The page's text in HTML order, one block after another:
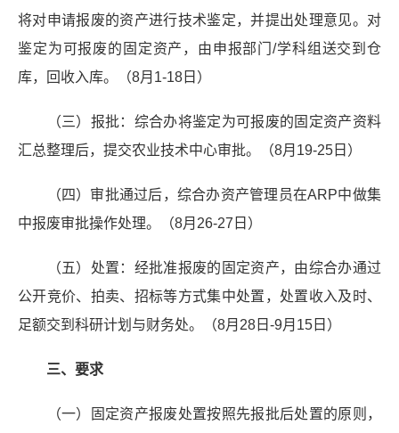
将对申请报废的资产进行技术鉴定，并提出处理意见。对
鉴定为可报废的固定资产，由申报部门/学科组送交到仓
库，回收入库。（8月1-18日）
（三）报批：综合办将鉴定为可报废的固定资产资料
汇总整理后，提交农业技术中心审批。（8月19-25日）
（四）审批通过后，综合办资产管理员在ARP中做集
中报废审批操作处理。（8月26-27日）
（五）处置：经批准报废的固定资产，由综合办通过
公开竞价、拍卖、招标等方式集中处置，处置收入及时、
足额交到科研计划与财务处。（8月28日-9月15日）
三、要求
（一）固定资产报废处置按照先报批后处置的原则，